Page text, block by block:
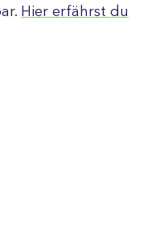
Hier erfährst du